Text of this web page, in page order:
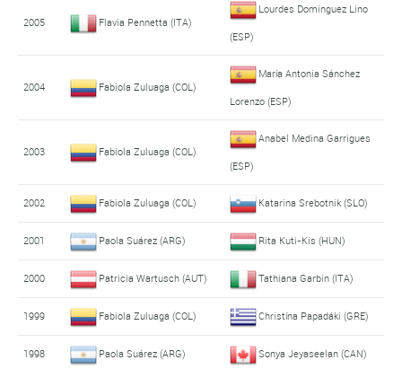
2005 Flavia Pennetta (ITA)
Lourdes Dominguez Lino
(ESP)
2004 Fabiola Zuluaga (COL)
María Antonia Sánchez
Lorenzo (ESP)
2003 Fabiola Zuluaga (COL)
Anabel Medina Garrigues
(ESP)
2002 Fabiola Zuluaga (COL) Katarina Srebotnik (SLO)
2001 Paola Suárez (ARG) Rita Kuti-Kis (HUN)
2000 Patricia Wartusch (AUT) Tathiana Garbin (ITA)
1999 Fabiola Zuluaga (COL) Christína Papadáki (GRE)
1998 Paola Suárez (ARG) Sonya Jeyaseelan (CAN)